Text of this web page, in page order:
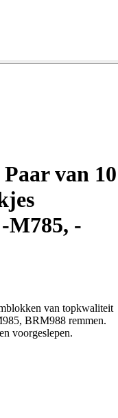
Paar van 10
M785, -
van topkwaliteit
BRM988 remmen.
voorgeslepen.